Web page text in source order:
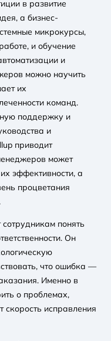
в развитие
а бизнес-
микрокурсы,
и обучение
и
можно научить
их
команд.
поддержку и
и
приводит
может
эффективности, а
процветания
понять
Он
что ошибка —
Именно в
о проблемах,
скорость исправления